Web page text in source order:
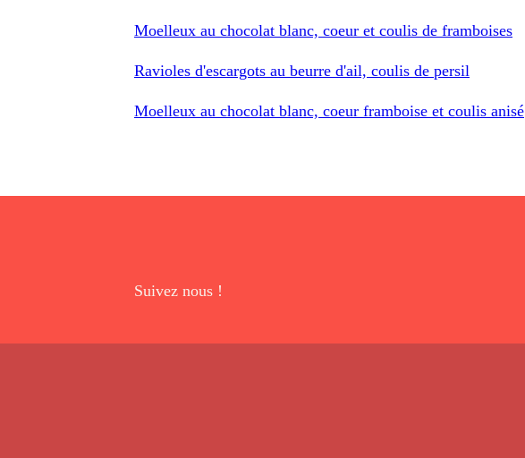
Moelleux au chocolat blanc, coeur et coulis de framboises
Ravioles d'escargots au beurre d'ail, coulis de persil
Moelleux au chocolat blanc, coeur framboise et coulis anisé
Suivez nous !